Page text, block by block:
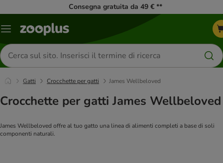
Consegna gratuita da 49 € **
Overview
Cerca
prodotti
Gatti Crocchette per gatti James Wellbeloved
Crocchette per gatti James Wellbeloved
James Wellbeloved offre al tuo gatto una linea di alimenti completi a base di soli
componenti naturali.